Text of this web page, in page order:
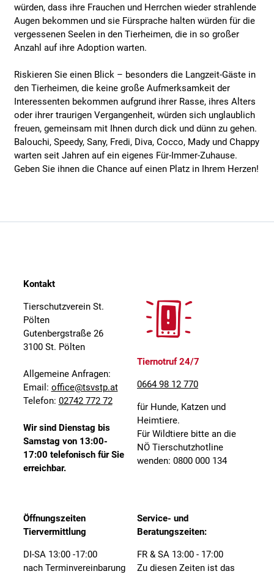
würden, dass ihre Frauchen und Herrchen wieder strahlende
Augen bekommen und sie Fürsprache halten würden für die
vergessenen Seelen in den Tierheimen, die in so großer
Anzahl auf ihre Adoption warten.
Riskieren Sie einen Blick – besonders die Langzeit-Gäste in
den Tierheimen, die keine große Aufmerksamkeit der
Interessenten bekommen aufgrund ihrer Rasse, ihres Alters
oder ihrer traurigen Vergangenheit, würden sich unglaublich
freuen, gemeinsam mit Ihnen durch dick und dünn zu gehen.
Balouchi, Speedy, Sany, Fredi, Diva, Cocco, Mady und Chappy
warten seit Jahren auf ein eigenes Für-Immer-Zuhause.
Geben Sie ihnen die Chance auf einen Platz in Ihrem Herzen!
Kontakt
Tierschutzverein St.
Pölten
Gutenbergstraße 26
3100 St. Pölten
Allgemeine Anfragen:
Email: office@tsvstp.at
Telefon: 02742 772 72
Wir sind Dienstag bis
Samstag von 13:00-
17:00 telefonisch für Sie
erreichbar.
Tiernotruf 24/7
0664 98 12 770
für Hunde, Katzen und
Heimtiere.
Für Wildtiere bitte an die
NÖ Tierschutzhotline
wenden: 0800 000 134
Öffnungszeiten
Tiervermittlung
DI-SA 13:00 -17:00
nach Terminvereinbarung
Service- und
Beratungszeiten:
FR & SA 13:00 - 17:00
Zu diesen Zeiten ist das